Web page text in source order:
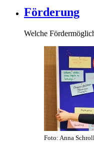
Förderung
Welche
Foto: Anna Schroll